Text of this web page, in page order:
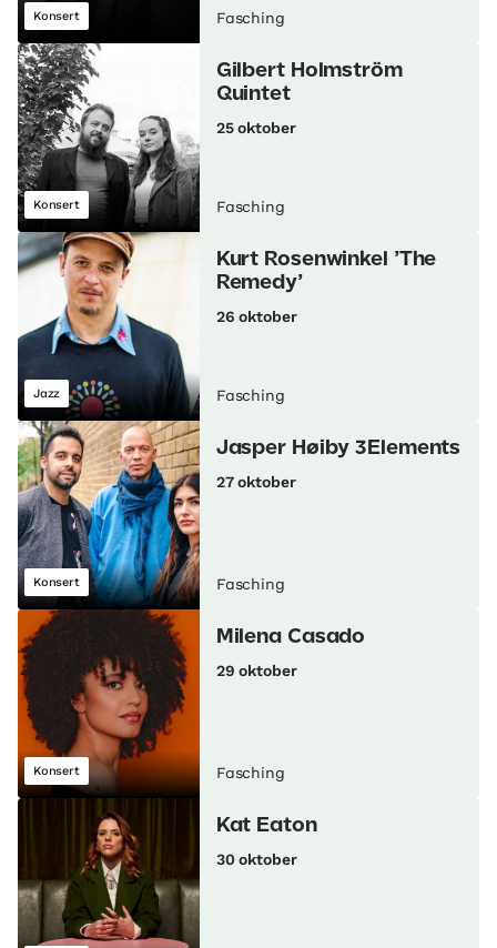
Konsert Fasching
Konsert
Gilbert Holmström
Quintet
25 oktober
Fasching
Jazz
Kurt Rosenwinkel ’The
Remedy’
26 oktober
Fasching
Konsert
Jasper Høiby 3Elements
27 oktober
Fasching
Konsert
Milena Casado
29 oktober
Fasching
Kat Eaton
30 oktober